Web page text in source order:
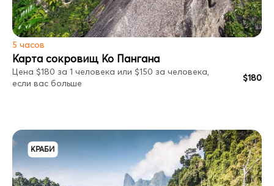
5 часов
Карта сокровищ Ко Пангана
Цена $180 за 1 человека или $150 за человека,
если вас больше
$180
КРАБИ